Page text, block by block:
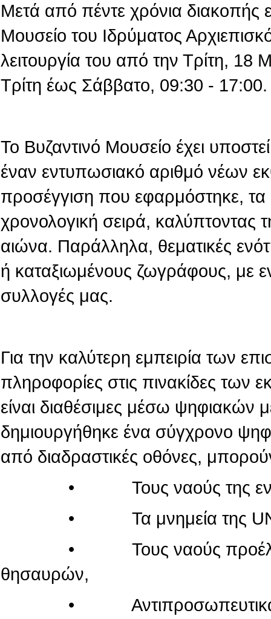
Μετά από πέντε χρόνια διακοπής
Μουσείο του Ιδρύματος
λειτουργία του από την Τρίτη,
Τρίτη έως Σάββατο, 09:30 - 17:00.
Το Βυζαντινό Μουσείο έχει υποστεί
έναν εντυπωσιακό αριθμό νέων
προσέγγιση που εφαρμόστηκε, τα
χρονολογική σειρά, καλύπτοντας
αιώνα. Παράλληλα, θεματικές
ή καταξιωμένους ζωγράφους, με
συλλογές μας.
Για την καλύτερη εμπειρία των
πληροφορίες στις πινακίδες των
είναι διαθέσιμες μέσω
δημιουργήθηκε ένα σύγχρονο
από διαδραστικές οθόνες,
• Τους ναούς της εντός
• Τα μνημεία της
• Τους ναούς
θησαυρών,
• Αντιπροσωπευτικά